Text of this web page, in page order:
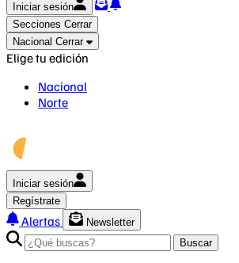
Iniciar sesión
Secciones Cerrar
Nacional Cerrar
Elige tu edición
Nacional
Norte
Iniciar sesión
Regístrate
Alertas
Newsletter
Buscar